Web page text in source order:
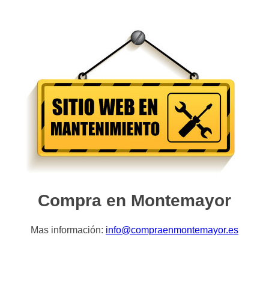
Compra en Montemayor
Mas información: info@compraenmontemayor.es